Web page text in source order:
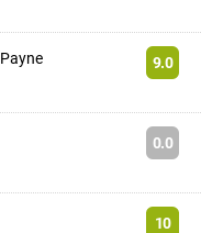
9.0
0.0
10